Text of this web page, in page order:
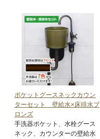
ポケットグースネックカウン
ターセット 壁給水×床排水ブ
ロンズ
手洗器ポケット、水栓グース
ネック、カウンターの壁給水